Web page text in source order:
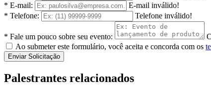
* E-mail:
E-mail inválido!
* Telefone:
Telefone inválido!
* Fale um pouco sobre seu evento:
Ao submeter este formulário, você aceita e concorda com os
Enviar Solicitação
Palestrantes relacionados